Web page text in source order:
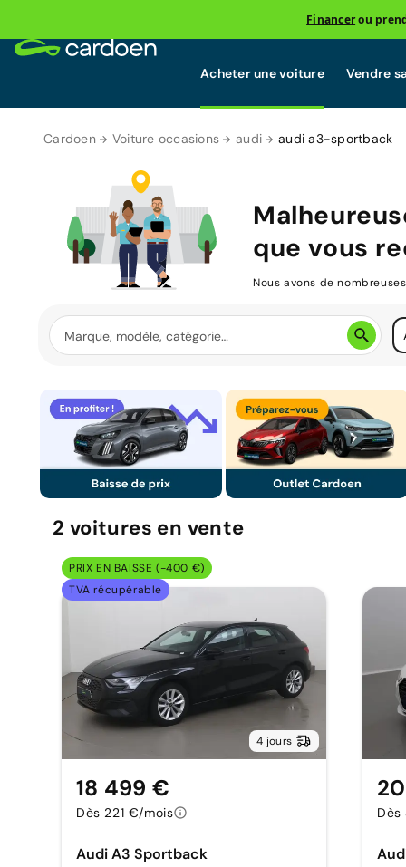
Financerou
Acheter une voiture Vendre
Cardoen Voiture occasions audi audi a3-sportback
que vous
Nous avons de
2 voitures en vente
PRIX EN BAISSE (-400 €)
TVA récupérable
4 jours
Audi A3 Sportback
18 499 €
Dès 221 €/mois